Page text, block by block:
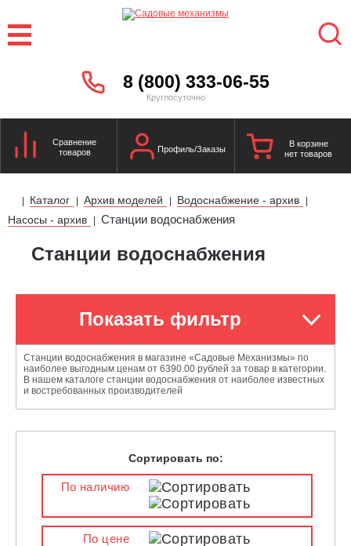
8 (800) 333-06-55
Круглосуточно
Сравнение
товаров
Профиль/Заказы
В корзине
нет товаров
| Каталог | Архив моделей | Водоснабжение - архив |
Насосы - архив | Станции водоснабжения
Станции водоснабжения
Показать фильтр
Станции водоснабжения в магазине «Садовые Механизмы» по
наиболее выгодным ценам от 6390.00 рублей за товар в категории.
В нашем каталоге станции водоснабжения от наиболее известных
и востребованных производителей
Сортировать по:
По наличию
По цене